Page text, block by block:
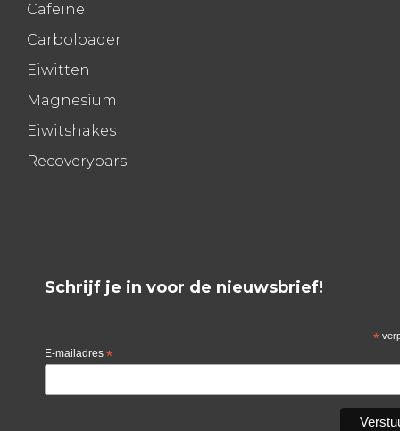
Cafeïne
Carboloader
Eiwitten
Magnesium
Eiwitshakes
Recoverybars
Schrijf je in voor de nieuwsbrief!
*
E-mailadres *